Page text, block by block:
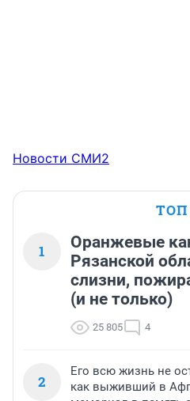
Новости СМИ2
ТОП
1
Оранжевые
Рязанской
слизни,
(и не только)
25 805 4
2
Его всю жизнь не
как выживший в